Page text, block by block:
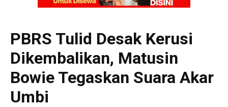
PBRS Tulid Desak Kerusi
Dikembalikan, Matusin
Bowie Tegaskan Suara Akar
Umbi